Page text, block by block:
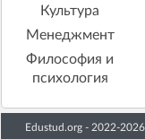
Культура
Менеджмент
Философия и
психология
Edustud.org - 2022-